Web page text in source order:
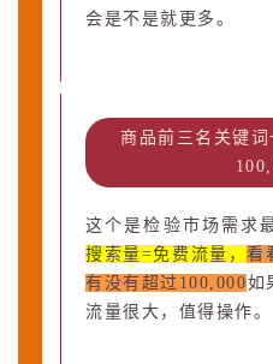
会是不是就更多。
商品前三名关键
这个是检验市场需求
搜索量=免费流量，看
有没有超过100,000如
流量很大，值得操作。